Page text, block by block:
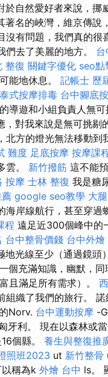
於自然愛好者來說，挪
著名的峽灣，維京傳說
有問題，我們真的很
去了美麗的地方。
整復 關鍵字優化 seo點
能地休息。 記帳士 歷
式按摩排毒 台中腳底
導遊和小組負責人無
，對我來說是無可挑剔
方的燈光無法移動到
難度 足底按摩 按摩課
雲。 新竹撥筋 這不能
按摩 士林 整復 我是糖
google seo教學 大
岸線航行，甚至穿過
程 遠足近300個峰中的
台中整骨價錢 台中外燴
光線至少（通過鏡頭
個充滿知識，幽默，同
且滿足所有需求）。
織了我們的旅行。 諾
Norv. 台中運動按摩 -
牙利。 現在以森林或
個縣。 養生與整復推
照班2023 ut 新竹整骨
稱為k 外燴 台中 ls。